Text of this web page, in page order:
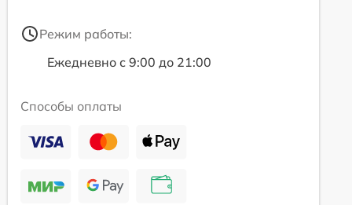
Режим работы:
Ежедневно с 9:00 до 21:00
Способы оплаты